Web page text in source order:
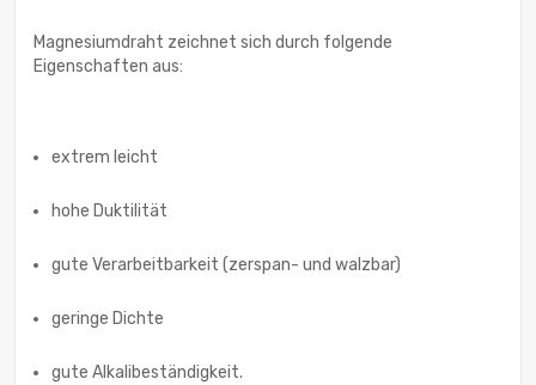
Magnesiumdraht zeichnet sich durch folgende
Eigenschaften aus:
extrem leicht
hohe Duktilität
gute Verarbeitbarkeit (zerspan- und walzbar)
geringe Dichte
gute Alkalibeständigkeit.